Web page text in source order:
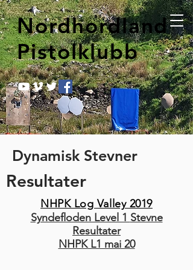
Nordhordland
Pistolklubb
Dynamisk Stevner
NHPK Log Valley 2019
Syndefloden Level 1 Stevne
Resultater
NHPK L1 mai 20
Resultater